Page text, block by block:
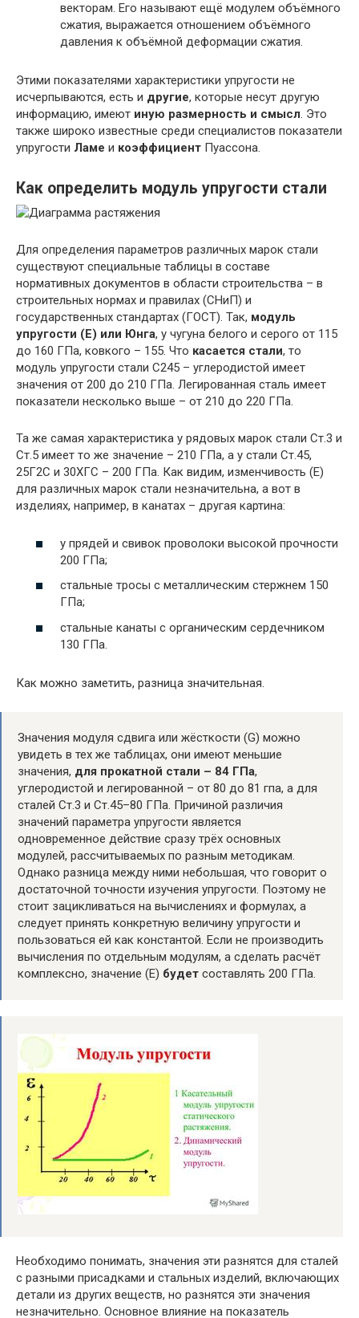
векторам. Его называют ещё модулем объёмного
сжатия, выражается отношением объёмного
давления к объёмной деформации сжатия.
Этими показателями характеристики упругости не
исчерпываются, есть и другие, которые несут другую
информацию, имеют иную размерность и смысл. Это
также широко известные среди специалистов показатели
упругости Ламе и коэффициент Пуассона.
Как определить модуль упругости стали
Для определения параметров различных марок стали
существуют специальные таблицы в составе
нормативных документов в области строительства – в
строительных нормах и правилах (СНиП) и
государственных стандартах (ГОСТ). Так, модуль
упругости (Е) или Юнга, у чугуна белого и серого от 115
до 160 ГПа, ковкого – 155. Что касается стали, то
модуль упругости стали С245 – углеродистой имеет
значения от 200 до 210 ГПа. Легированная сталь имеет
показатели несколько выше – от 210 до 220 ГПа.
Та же самая характеристика у рядовых марок стали Ст.3 и
Ст.5 имеет то же значение – 210 ГПа, а у стали Ст.45,
25Г2С и 30ХГС – 200 ГПа. Как видим, изменчивость (Е)
для различных марок стали незначительна, а вот в
изделиях, например, в канатах – другая картина:
у прядей и свивок проволоки высокой прочности
200 ГПа;
стальные тросы с металлическим стержнем 150
ГПа;
стальные канаты с органическим сердечником
130 ГПа.
Как можно заметить, разница значительная.
Значения модуля сдвига или жёсткости (G) можно
увидеть в тех же таблицах, они имеют меньшие
значения, для прокатной стали – 84 ГПа,
углеродистой и легированной – от 80 до 81 гпа, а для
сталей Ст.3 и Ст.45–80 ГПа. Причиной различия
значений параметра упругости является
одновременное действие сразу трёх основных
модулей, рассчитываемых по разным методикам.
Однако разница между ними небольшая, что говорит о
достаточной точности изучения упругости. Поэтому не
стоит зацикливаться на вычислениях и формулах, а
следует принять конкретную величину упругости и
пользоваться ей как константой. Если не производить
вычисления по отдельным модулям, а сделать расчёт
комплексно, значение (Е) будет составлять 200 ГПа.
Необходимо понимать, значения эти разнятся для сталей
с разными присадками и стальных изделий, включающих
детали из других веществ, но разнятся эти значения
незначительно. Основное влияние на показатель